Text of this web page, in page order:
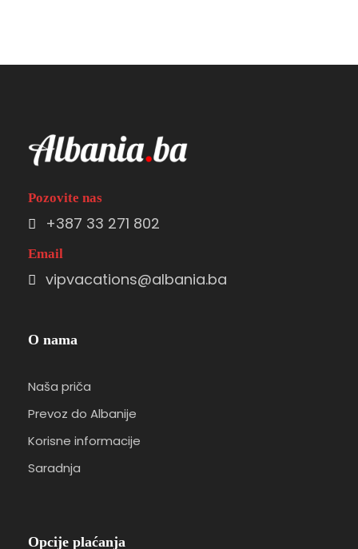
Pozovite nas
+387 33 271 802
Email
vipvacations@albania.ba
O nama
Naša priča
Prevoz do Albanije
Korisne informacije
Saradnja
Opcije plaćanja